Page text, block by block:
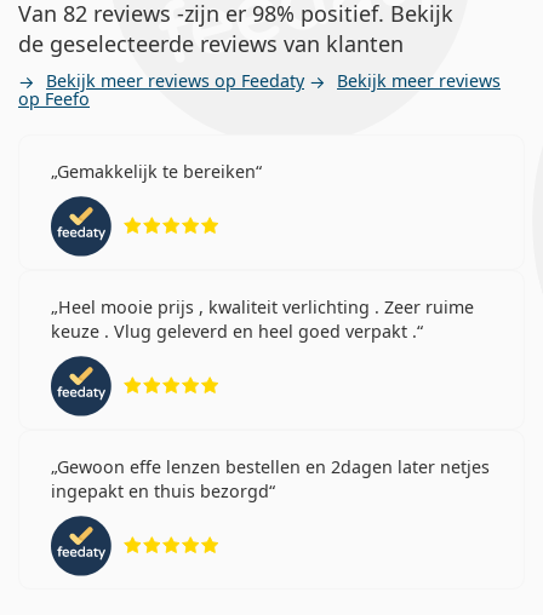
Van 82 reviews -zijn er 98% positief. Bekijk
de geselecteerde reviews van klanten
Bekijk meer reviews op Feedaty Bekijk meer reviews
op Feefo
Gemakkelijk te bereiken
Heel mooie prijs , kwaliteit verlichting . Zeer ruime
keuze . Vlug geleverd en heel goed verpakt .
Gewoon effe lenzen bestellen en 2dagen later netjes
ingepakt en thuis bezorgd